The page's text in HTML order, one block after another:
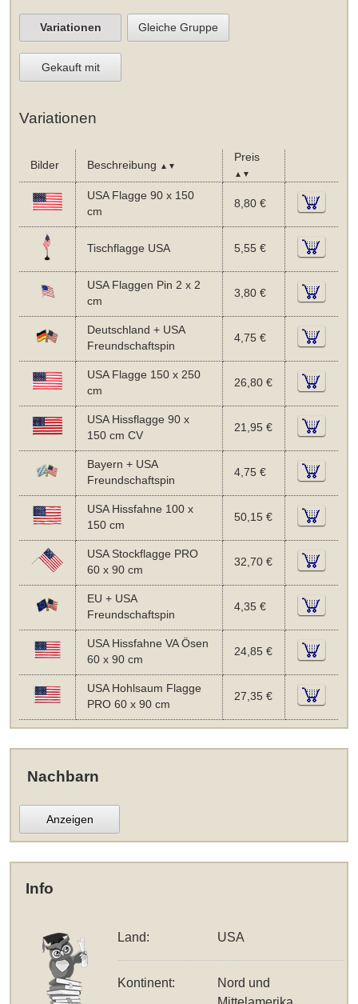
Variationen Gleiche Gruppe
Gekauft mit
Variationen
Bilder Beschreibung ▲▼
Preis
▲▼
USA Flagge 90 x 150
cm
8,80 €
Tischflagge USA 5,55 €
USA Flaggen Pin 2 x 2
cm
3,80 €
Deutschland + USA
Freundschaftspin
4,75 €
USA Flagge 150 x 250
cm
26,80 €
USA Hissflagge 90 x
150 cm CV
21,95 €
Bayern + USA
Freundschaftspin
4,75 €
USA Hissfahne 100 x
150 cm
50,15 €
USA Stockflagge PRO
60 x 90 cm
32,70 €
EU + USA
Freundschaftspin
4,35 €
USA Hissfahne VA Ösen
60 x 90 cm
24,85 €
USA Hohlsaum Flagge
PRO 60 x 90 cm
27,35 €
Nachbarn
Anzeigen
Info
Land: USA
Kontinent:
Nord und